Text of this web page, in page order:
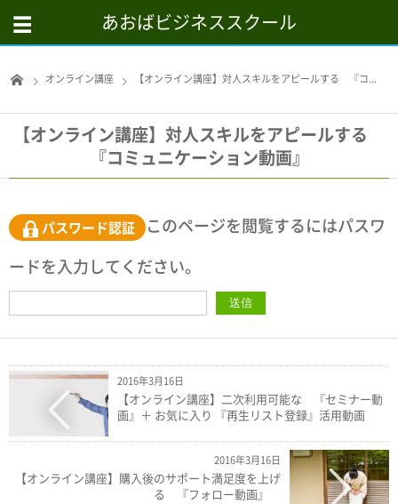
あおばビジネススクール
オンライン講座 【オンライン講座】対人スキルをアピールする 『コ...
【オンライン講座】対人スキルをアピールする
『コミュニケーション動画』
パスワード認証 このページを閲覧するにはパスワ
ードを入力してください。
2016年3月16日
【オンライン講座】二次利用可能な 『セミナー動
画』＋ お気に入り 『再生リスト登録』活用動画
2016年3月16日
【オンライン講座】購入後のサポート満足度を上げ
る 『フォロー動画』